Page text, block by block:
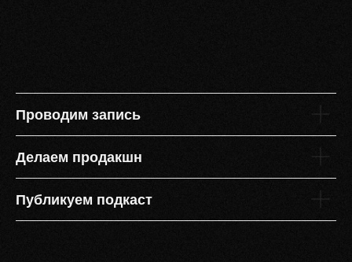
Проводим запись
Делаем продакшн
Публикуем подкаст